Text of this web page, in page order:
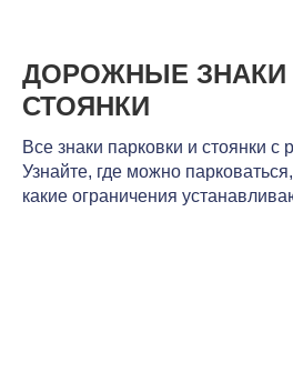
ДОРОЖНЫЕ ЗНАКИ
СТОЯНКИ
Все знаки парковки и стоянки
Узнайте, где можно
какие ограничения